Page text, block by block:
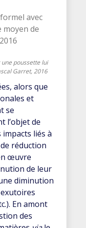
poussette lui
Garret, 2016
alors que
et
se
l’objet de
liés à
réduction
œuvre
de leur
diminution
En amont
des